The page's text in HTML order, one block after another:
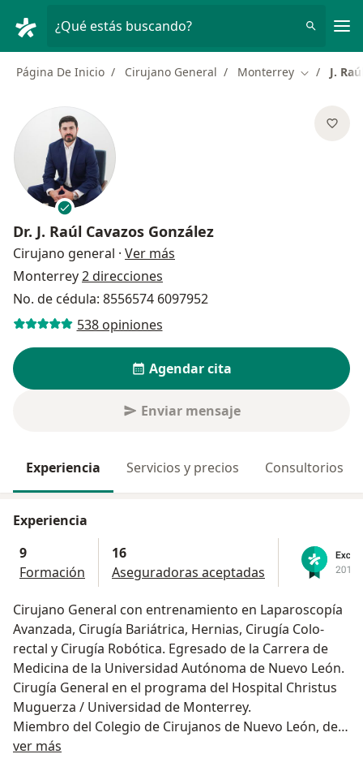
¿Qué estás buscando?
Página De Inicio Cirujano General Monterrey Cambiar
J.
Dr. J. Raúl Cavazos González
Cirujano general · Ver más
Monterrey2 direcciones
No. de cédula: 8556574 6097952
538 opiniones
Agendar cita
Enviar mensaje
Experiencia Servicios y precios Consultorios
Experiencia
9
Formación
16
Aseguradoras aceptadas
Cirujano General con entrenamiento en Laparoscopía
Avanzada, Cirugía Bariátrica, Hernias, Cirugía Colo-
rectal y Cirugía Robótica. Egresado de la Carrera de
Medicina de la Universidad Autónoma de Nuevo León.
Cirugía General en el programa del Hospital Christus
Muguerza / Universidad de Monterrey.
Miembro del Colegio de Cirujanos de Nuevo León, del
Colegio Mexicano De Cirugía Para La Obesidad y
ver más